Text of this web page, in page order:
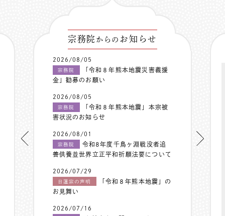
宗務院 からの お知らせ
2026/08/05
宗務院
「令和８年熊本地震災害義援
金」勧募のお願い
2026/08/05
宗務院
「令和８年熊本地震」本宗被
害状況のお知らせ
2026/08/01
宗務院
令和8年度千鳥ヶ淵戦没者追
善供養並世界立正平和祈願法要について
2026/07/29
日蓮宗の声明
「令和８年熊本地震」の
お見舞い
2026/07/16